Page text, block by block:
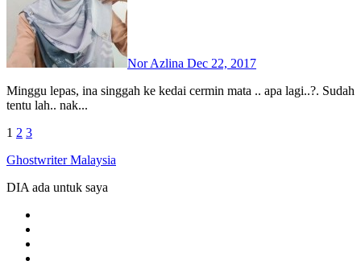
Nor Azlina Dec 22, 2017
Minggu lepas, ina singgah ke kedai cermin mata .. apa lagi..?. Sudah
tentu lah.. nak...
Posts
pagination
1 2 3
Ghostwriter Malaysia
DIA ada untuk saya